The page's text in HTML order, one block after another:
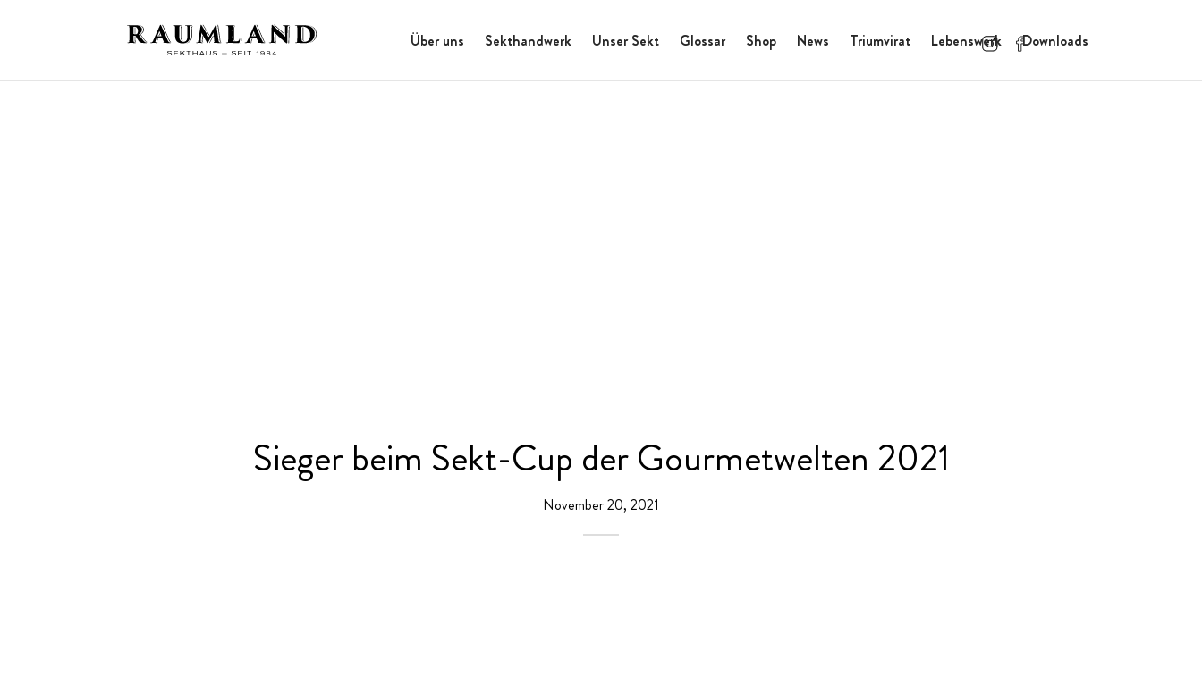
Über uns Sekthandwerk Unser Sekt Glossar Shop News Triumvirat Lebenswerk Downloads
Sieger beim Sekt-Cup der Gourmetwelten 2021
November 20, 2021